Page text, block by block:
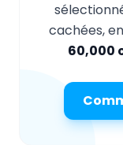
cachées,
60,000